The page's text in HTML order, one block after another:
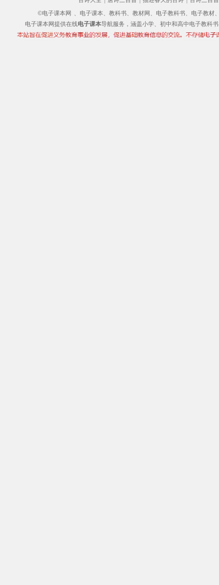
©电子课本网 、电子课本、教科书、教材网、电子教科书、电子教材
电子课本网提供在线电子课本导航服务，涵盖小学、初中和高中电子教科